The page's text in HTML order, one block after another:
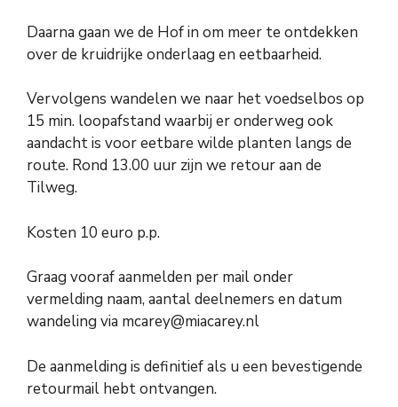
Daarna gaan we de Hof in om meer te ontdekken
over de kruidrijke onderlaag en eetbaarheid.
Vervolgens wandelen we naar het voedselbos op
15 min. loopafstand waarbij er onderweg ook
aandacht is voor eetbare wilde planten langs de
route. Rond 13.00 uur zijn we retour aan de
Tilweg.
Kosten 10 euro p.p.
Graag vooraf aanmelden per mail onder
vermelding naam, aantal deelnemers en datum
wandeling via mcarey@miacarey.nl
De aanmelding is definitief als u een bevestigende
retourmail hebt ontvangen.